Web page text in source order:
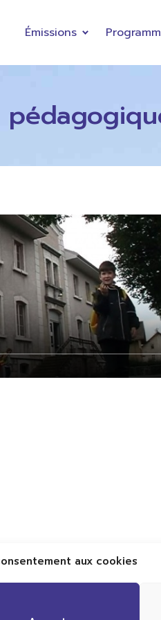
aux cookies
Émissions
Val TV